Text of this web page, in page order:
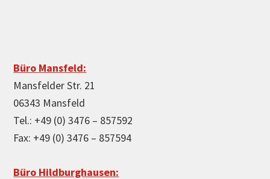
Büro Mansfeld:
Mansfelder Str. 21
06343 Mansfeld
Tel.: +49 (0) 3476 – 857592
Fax: +49 (0) 3476 – 857594
Büro Hildburghausen: